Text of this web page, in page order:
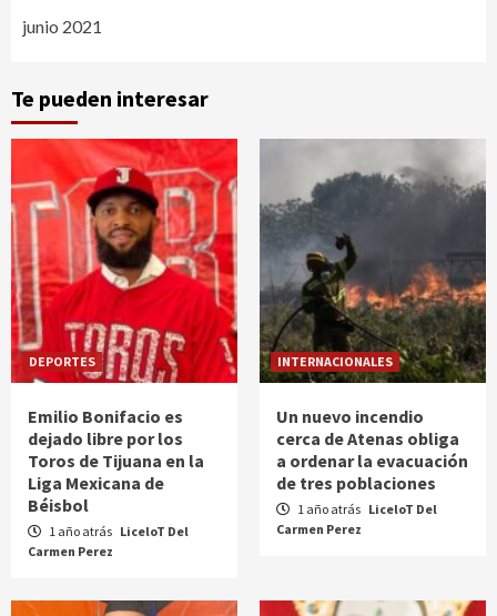
junio 2021
Te pueden interesar
DEPORTES
Emilio Bonifacio es
dejado libre por los
Toros de Tijuana en la
Liga Mexicana de
Béisbol
1 año atrás LiceloT Del
Carmen Perez
INTERNACIONALES
Un nuevo incendio
cerca de Atenas obliga
a ordenar la evacuación
de tres poblaciones
1 año atrás LiceloT Del
Carmen Perez